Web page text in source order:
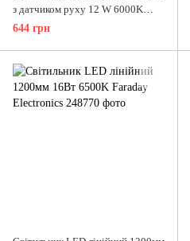
з датчиком руху 12 W 6000K
круглий білий/білий Е27 IP 65
644 грн